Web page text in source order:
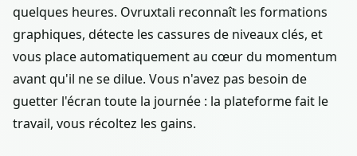
quelques heures. Ovruxtali reconnaît les formations
graphiques, détecte les cassures de niveaux clés, et
vous place automatiquement au cœur du momentum
avant qu'il ne se dilue. Vous n'avez pas besoin de
guetter l'écran toute la journée : la plateforme fait le
travail, vous récoltez les gains.